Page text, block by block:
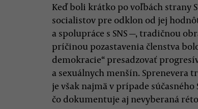
Keď boli krátko po voľbách strany
socialistov pre odklon od jej
a spolupráce s SNS —, tradičnou
príčinou pozastavenia členstva
demokracie“ presadzovať
a sexuálnych menšín.
je však najmä v prípade
čo dokumentuje aj nevyberaná